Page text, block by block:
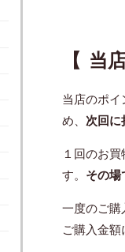
【 当
当店のポ
め、 次回に
１回のお
す。 その場
一度のご
ご購入金